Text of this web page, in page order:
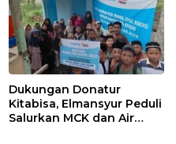
Dukungan Donatur
Kitabisa, Elmansyur Peduli
Salurkan MCK dan Air